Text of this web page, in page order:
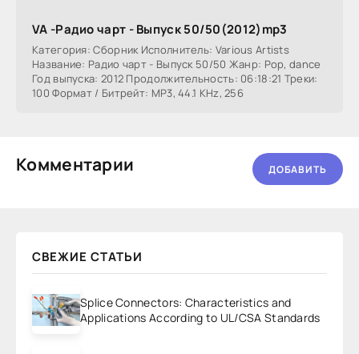
VA -Радио чарт - Выпуск 50/50(2012)mp3
Категория: Сборник Исполнитель: Various Artists
Название: Радио чарт - Выпуск 50/50 Жанр: Pop, dance
Год выпуска: 2012 Продолжительность: 06:18:21 Треки:
100 Формат / Битрейт: MP3, 44.1 KHz, 256
Комментарии ДОБАВИТЬ
СВЕЖИЕ СТАТЬИ
Splice Connectors: Characteristics and
Applications According to UL/CSA Standards